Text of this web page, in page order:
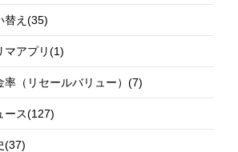
替え(35)
マアプリ(1)
率（リセールバリュー）(7)
ース(127)
(37)